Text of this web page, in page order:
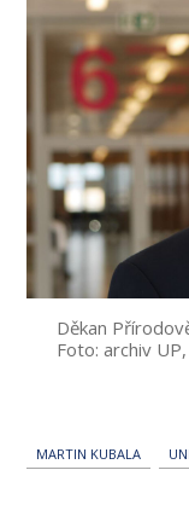
Děkan
Foto: archiv
MARTIN KUBALA